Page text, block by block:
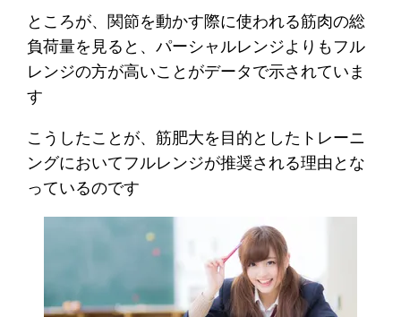
ところが、関節を動かす際に使われる筋肉の総
負荷量を見ると、パーシャルレンジよりもフル
レンジの方が高いことがデータで示されていま
す
こうしたことが、筋肥大を目的としたトレーニ
ングにおいてフルレンジが推奨される理由とな
っているのです